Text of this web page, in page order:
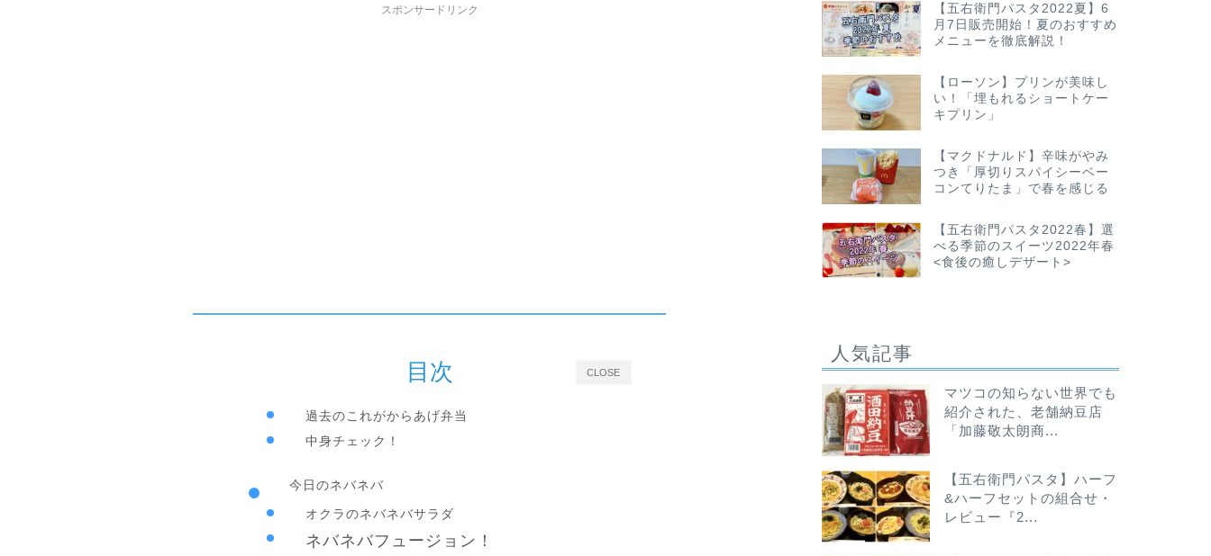
スポンサードリンク
CLOSE
目次
過去のこれがからあげ弁当
中身チェック！
今日のネバネバ
オクラのネバネバサラダ
ネバネバフュージョン！
【五右衛門パスタ2022夏】6
月7日販売開始！夏のおすすめ
メニューを徹底解説！
【ローソン】プリンが美味し
い！「埋もれるショートケー
キプリン」
【マクドナルド】辛味がやみ
つき「厚切りスパイシーベー
コンてりたま」で春を感じる
【五右衛門パスタ2022春】選
べる季節のスイーツ2022年春
<食後の癒しデザート>
人気記事
マツコの知らない世界でも
紹介された、老舗納豆店
「加藤敬太朗商...
【五右衛門パスタ】ハーフ
&ハーフセットの組合せ・
レビュー『2...